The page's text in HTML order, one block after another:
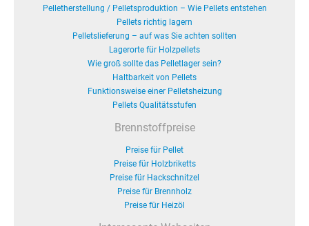
Pelletherstellung / Pelletsproduktion – Wie Pellets entstehen
Pellets richtig lagern
Pelletslieferung – auf was Sie achten sollten
Lagerorte für Holzpellets
Wie groß sollte das Pelletlager sein?
Haltbarkeit von Pellets
Funktionsweise einer Pelletsheizung
Pellets Qualitätsstufen
Brennstoffpreise
Preise für Pellet
Preise für Holzbriketts
Preise für Hackschnitzel
Preise für Brennholz
Preise für Heizöl